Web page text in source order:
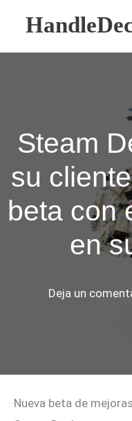
contenido
Steam
su
beta con
en
Deja un
Nueva beta de